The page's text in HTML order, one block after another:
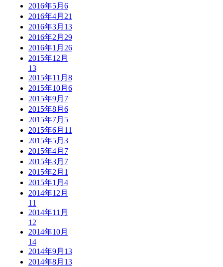
2016年5月 6
2016年4月 21
2016年3月 13
2016年2月 29
2016年1月 26
2015年12月
13
2015年11月 8
2015年10月 6
2015年9月 7
2015年8月 6
2015年7月 5
2015年6月 11
2015年5月 3
2015年4月 7
2015年3月 7
2015年2月 1
2015年1月 4
2014年12月
11
2014年11月
12
2014年10月
14
2014年9月 13
2014年8月 13